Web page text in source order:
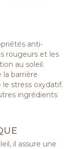
anti-
rougeurs et les
au soleil.
la barrière
stress oxydatif.
ingrédients
il assure une